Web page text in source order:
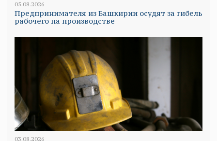
05.08.2026
Предпринимателя из Башкирии осудят за гибель
рабочего на производстве
03.08.2026